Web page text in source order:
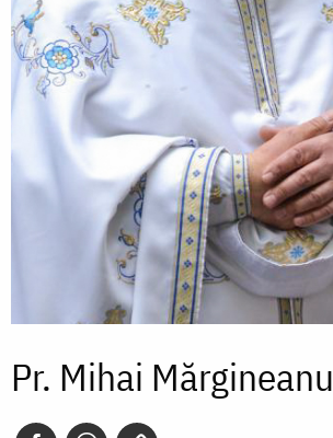
Pr. Mihai Mărgineanu